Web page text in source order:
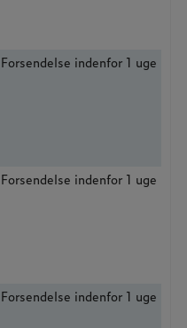
Forsendelse indenfor 1 uge
Forsendelse indenfor 1 uge
Forsendelse indenfor 1 uge